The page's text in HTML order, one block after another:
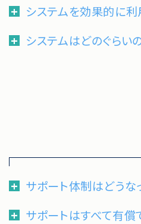
システムを効果的に
システムはどのぐらい
サポート体制はどうな
サポートはすべて有償